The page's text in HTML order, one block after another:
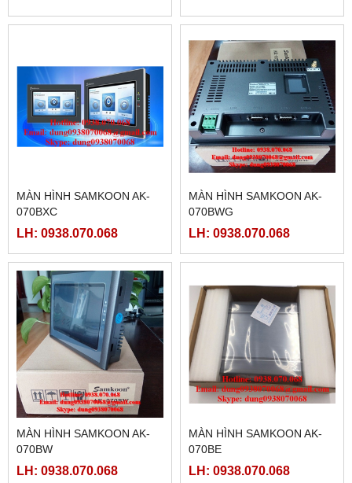
MÀN HÌNH SAMKOON AK-
070BXC
LH: 0938.070.068
MÀN HÌNH SAMKOON AK-
070BWG
LH: 0938.070.068
MÀN HÌNH SAMKOON AK-
070BW
LH: 0938.070.068
MÀN HÌNH SAMKOON AK-
070BE
LH: 0938.070.068